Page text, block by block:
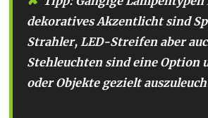
dekoratives Akzentlicht sind
Strahler, LED-Streifen aber
Stehleuchten sind eine Option
oder Objekte gezielt